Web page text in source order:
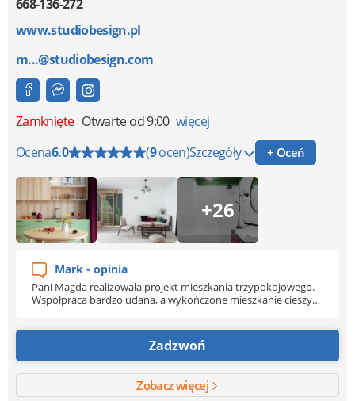
668-136-272
www.studiobesign.pl
m...@studiobesign.com
Zamknięte Otwarte od 9:00 więcej
Ocena6.0 (9ocen)Szczegóły + Oceń
+26
Mark - opinia
Pani Magda realizowała projekt mieszkania trzypokojowego.
Współpraca bardzo udana, a wykończone mieszkanie cieszy
rezultacie mieszkanie jest spójne stylistycznie, bardzo dobrze
oświetlone i wykonane z naturalnych materiałów. Polecam i
pozdrawiam :)
Zadzwoń
Zobacz więcej